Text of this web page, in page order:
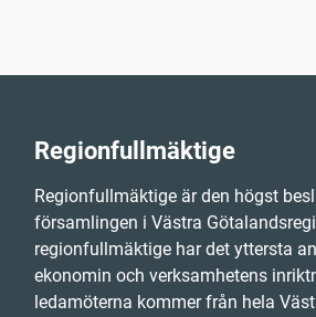
Regionfullmäktige
Regionfullmäktige är den högst
församlingen i Västra
regionfullmäktige har det yttersta
ekonomin och verksamhetens
ledamöterna kommer från hela